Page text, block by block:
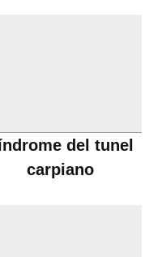
del tunel
carpiano